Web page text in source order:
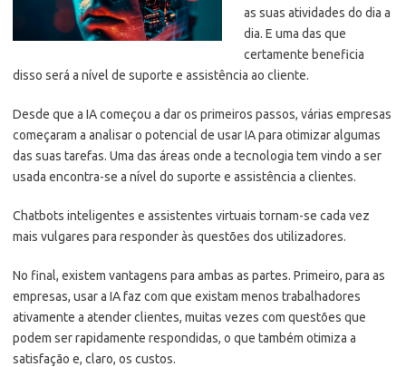
as suas atividades do dia a
dia. E uma das que
certamente beneficia
disso será a nível de suporte e assistência ao cliente.
Desde que a IA começou a dar os primeiros passos, várias empresas
começaram a analisar o potencial de usar IA para otimizar algumas
das suas tarefas. Uma das áreas onde a tecnologia tem vindo a ser
usada encontra-se a nível do suporte e assistência a clientes.
Chatbots inteligentes e assistentes virtuais tornam-se cada vez
mais vulgares para responder às questões dos utilizadores.
No final, existem vantagens para ambas as partes. Primeiro, para as
empresas, usar a IA faz com que existam menos trabalhadores
ativamente a atender clientes, muitas vezes com questões que
podem ser rapidamente respondidas, o que também otimiza a
satisfação e, claro, os custos.